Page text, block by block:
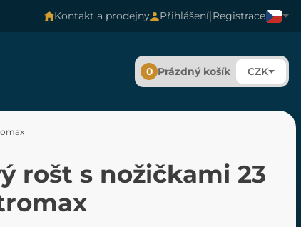
Kontakt a prodejny Přihlášení|Registrace
0 Prázdný košík CZK
rošt s nožičkami 23